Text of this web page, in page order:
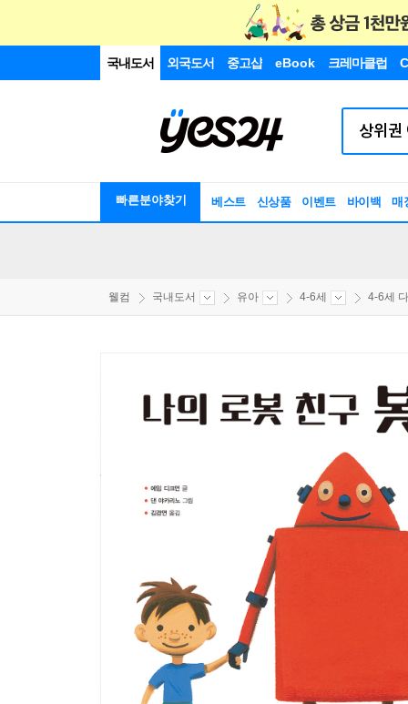
국내도서 외국도서 중고샵 eBook 크레마클럽
빠른분야찾기 베스트 신상품 이벤트 바이백 매
웰컴 국내도서 유아 4-6세 4-6세